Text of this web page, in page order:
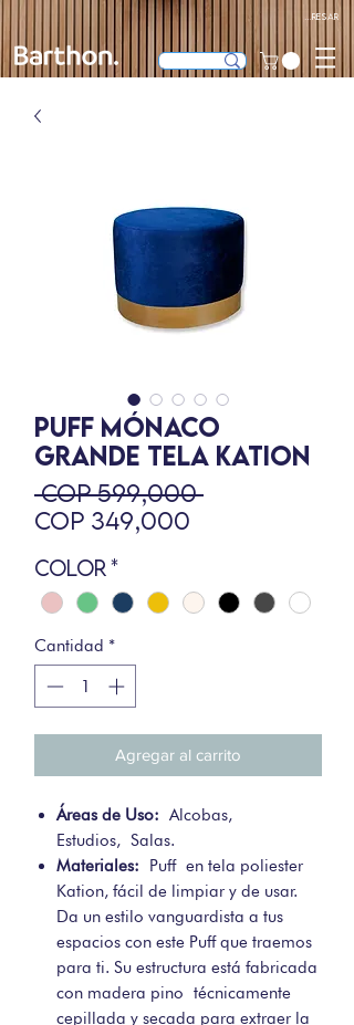
Ingresar
PUFF MÓNACO
GRANDE TELA KATION
COP 599,000 Precio
COP 349,000
Color *
Cantidad *
Agregar al carrito
Áreas de Uso: Alcobas,
Estudios, Salas.
Materiales: Puff en tela poliester
Kation, fácil de limpiar y de usar.
Da un estilo vanguardista a tus
espacios con este Puff que traemos
para ti. Su estructura está fabricada
con madera pino técnicamente
cepillada y secada para extraer la